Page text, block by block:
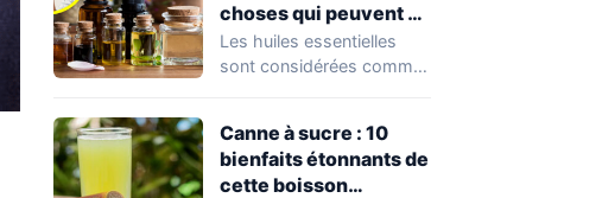
choses qui peuvent se
produire en cas
d’utilisation excessive
Les huiles essentielles
sont considérées comme
Canne à sucre : 10
bienfaits étonnants de
cette boisson